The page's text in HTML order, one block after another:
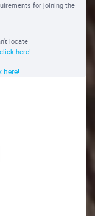
for joining the
locate
click here!
here!